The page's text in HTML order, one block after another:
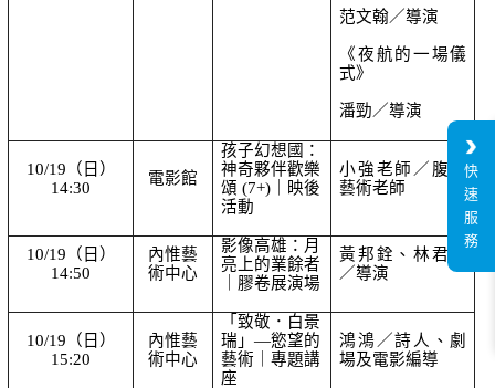
范文翰／導演
《夜航的一場儀
式》
潘勁／導演
10/19（日）
14:30
電影館
孩子幻想國：
神奇夥伴歡樂
頌 (7+)｜映後
活動
小強老師／腹語
藝術老師
10/19（日）
14:50
內惟藝
術中心
影像高雄：月
亮上的業餘者
｜膠卷展演場
黃邦銓、林君昵
／導演
10/19（日）
15:20
內惟藝
術中心
「致敬．白景
瑞」—慾望的
藝術 ｜專題講
座
鴻鴻／詩人、劇
場及電影編導
快
速
服
務